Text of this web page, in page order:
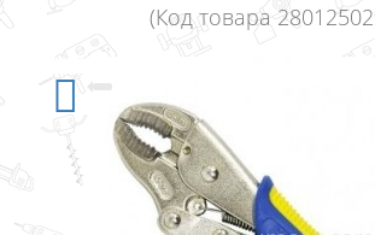
(Код товара